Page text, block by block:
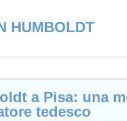
HUMBOLDT
a Pisa: una
tedesco